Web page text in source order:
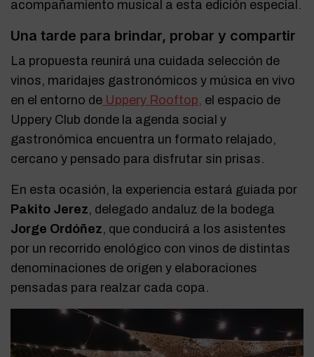
acompañamiento musical a esta edición especial.
Una tarde para brindar, probar y compartir
La propuesta reunirá una cuidada selección de
vinos, maridajes gastronómicos y música en vivo
en el entorno de Uppery Rooftop, el espacio de
Uppery Club donde la agenda social y
gastronómica encuentra un formato relajado,
cercano y pensado para disfrutar sin prisas.
En esta ocasión, la experiencia estará guiada por
Pakito Jerez, delegado andaluz de la bodega
Jorge Ordóñez, que conducirá a los asistentes
por un recorrido enológico con vinos de distintas
denominaciones de origen y elaboraciones
pensadas para realzar cada copa.